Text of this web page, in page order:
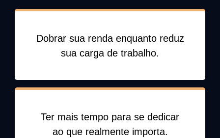
Dobrar sua renda enquanto reduz
sua carga de trabalho.
Ter mais tempo para se dedicar
ao que realmente importa.